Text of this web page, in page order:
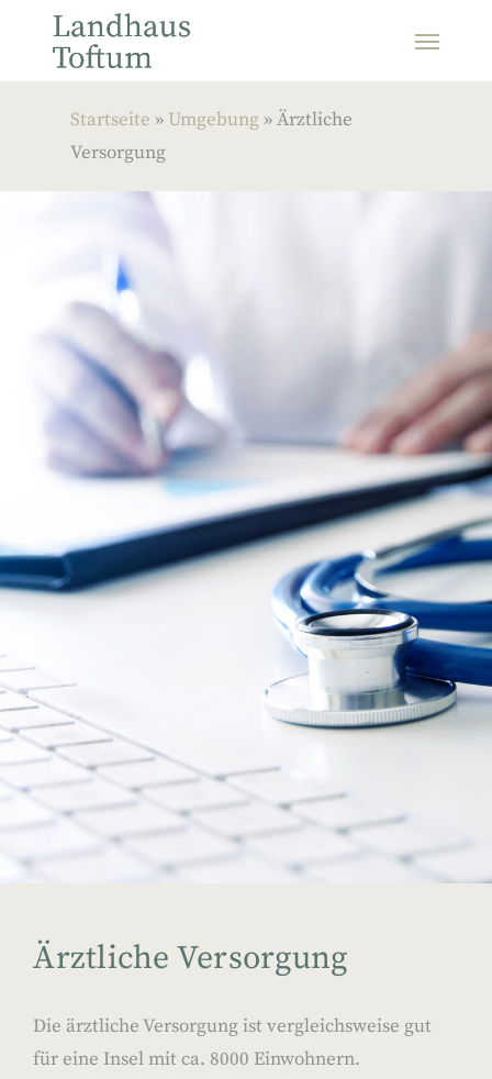
Menu
Startseite » Umgebung»Ärztliche
Versorgung
Ärztliche Versorgung
Die ärztliche Versorgung ist vergleichsweise gut
für eine Insel mit ca. 8000 Einwohnern.